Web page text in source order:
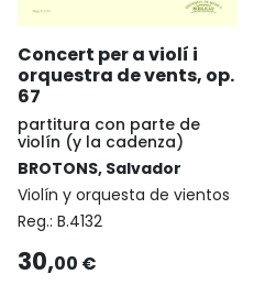
Concert per a violí i
orquestra de vents, op.
67
partitura con parte de
violín (y la cadenza)
BROTONS, Salvador
Violín y orquesta de vientos
Reg.: B.4132
30,00 €